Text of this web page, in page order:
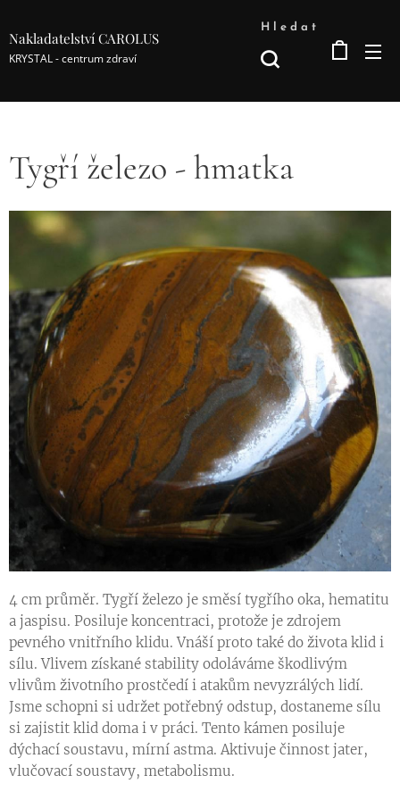
Nakladatelství CAROLUS
KRYSTAL - centrum zdraví
Hledat
Tygří železo - hmatka
4 cm průměr. Tygří železo je směsí tygřího oka, hematitu
a jaspisu. Posiluje koncentraci, protože je zdrojem
pevného vnitřního klidu. Vnáší proto také do života klid i
sílu. Vlivem získané stability odoláváme škodlivým
vlivům životního prostčedí i atakům nevyzrálých lidí.
Jsme schopni si udržet potřebný odstup, dostaneme sílu
si zajistit klid doma i v práci. Tento kámen posiluje
dýchací soustavu, mírní astma. Aktivuje činnost jater,
vlučovací soustavy, metabolismu.